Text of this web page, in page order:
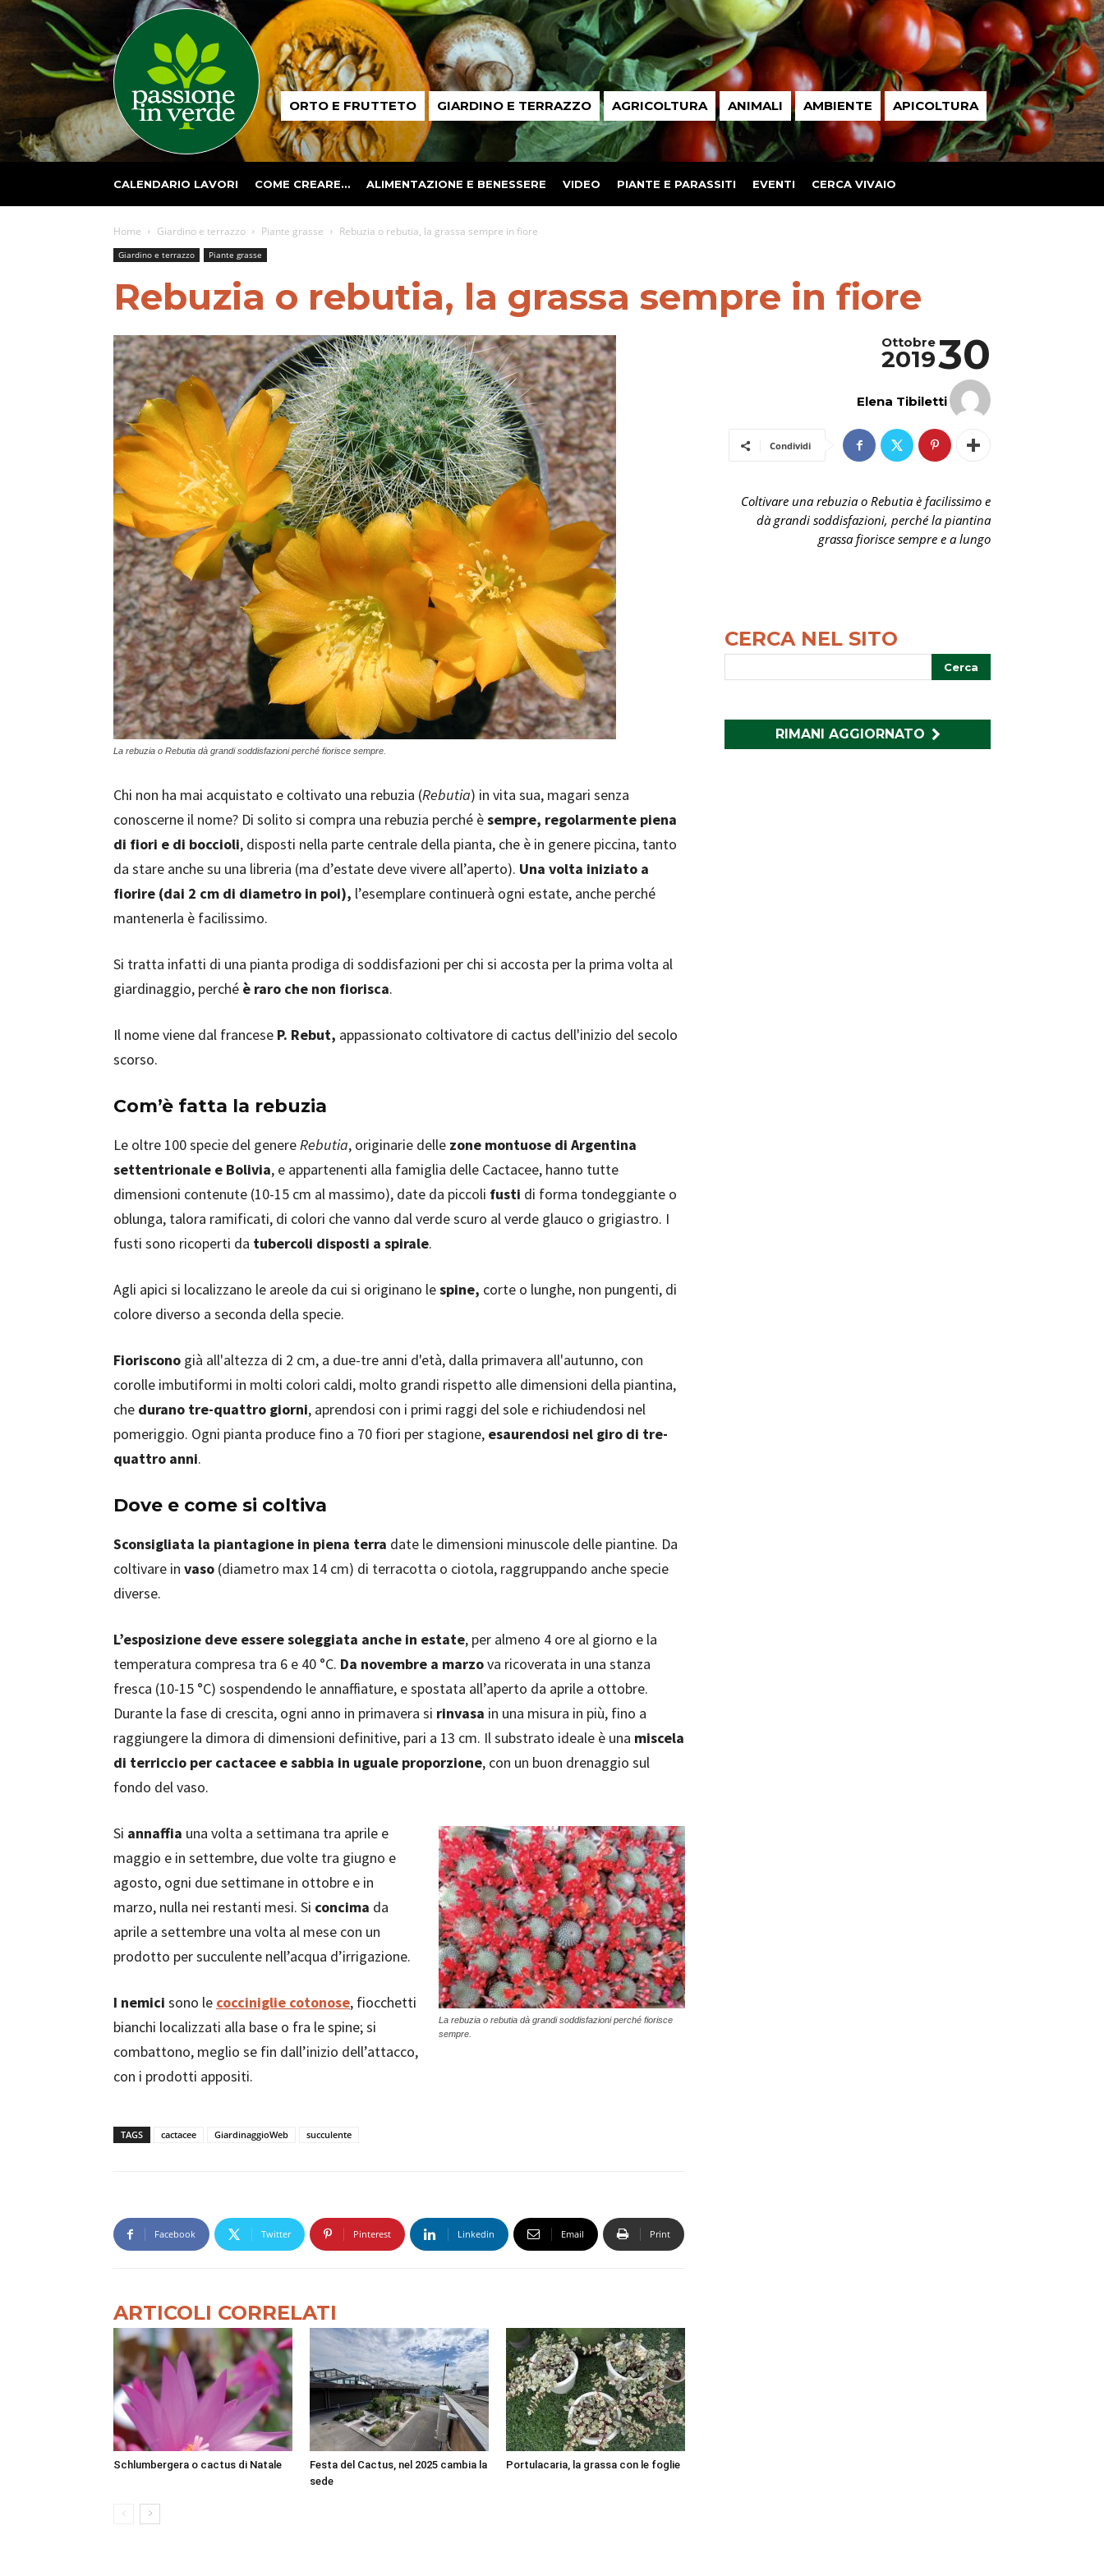
Passione
in ORTO E FRUTTETO GIARDINO E TERRAZZO AGRICOLTURA ANIMALI AMBIENTE APICOLTURA
CALENDARIO LAVORI COME CREARE… ALIMENTAZIONE E BENESSERE VIDEO PIANTE E PARASSITI EVENTI CERCA VIVAIO
Home Giardino e terrazzo Piante grasse Rebuzia o rebutia, la grassa sempre in fiore
Giardino e terrazzo Piante grasse
Rebuzia o rebutia, la grassa sempre in fiore
La rebuzia o Rebutia dà grandi soddisfazioni perché fiorisce sempre.
Chi non ha mai acquistato e coltivato una rebuzia (Rebutia) in vita sua, magari senza
conoscerne il nome? Di solito si compra una rebuzia perché èsempre, regolarmente piena
di fiori e di boccioli, disposti nella parte centrale della pianta, che è in genere piccina, tanto
da stare anche su una libreria (ma d’estate deve vivere all’aperto). Una volta iniziato a
fiorire (dai 2 cm di diametro in poi), l’esemplare continuerà ogni estate, anche perché
mantenerla è facilissimo.
Si tratta infatti di una pianta prodiga di soddisfazioni per chi si accosta per la prima volta al
giardinaggio, perché è raro che non fiorisca.
Il nome viene dal francese P. Rebut, appassionato coltivatore di cactus dell'inizio del secolo
scorso.
Com’è fatta la rebuzia
Le oltre 100 specie del genereRebutia, originarie delle zone montuose di Argentina
settentrionale e Bolivia, e appartenenti alla famiglia delle Cactacee, hanno tutte
dimensioni contenute (10-15 cm al massimo), date da piccoli fusti di forma tondeggiante o
oblunga, talora ramificati, di colori che vanno dal verde scuro al verde glauco o grigiastro. I
fusti sono ricoperti da tubercoli disposti a spirale.
Agli apici si localizzano le areole da cui si originano lespine, corte o lunghe, non pungenti, di
colore diverso a seconda della specie.
Fioriscono già all'altezza di 2 cm, a due-tre anni d'età, dalla primavera all'autunno, con
corolle imbutiformi in molti colori caldi, molto grandi rispetto alle dimensioni della piantina,
che durano tre-quattro giorni, aprendosi con i primi raggi del sole e richiudendosi nel
pomeriggio. Ogni pianta produce fino a 70 fiori per stagione, esaurendosi nel giro di tre-
quattro anni.
Dove e come si coltiva
Sconsigliata la piantagione in piena terra date le dimensioni minuscole delle piantine. Da
coltivare in vaso (diametro max 14 cm) di terracotta o ciotola, raggruppando anche specie
diverse.
L’esposizione deve essere soleggiata anche in estate, per almeno 4 ore al giorno e la
temperatura compresa tra 6 e 40 °C. Da novembre a marzova ricoverata in una stanza
fresca (10-15 °C) sospendendo le annaffiature, e spostata all’aperto da aprile a ottobre.
Durante la fase di crescita, ogni anno in primavera si rinvasa in una misura in più, fino a
raggiungere la dimora di dimensioni definitive, pari a 13 cm. Il substrato ideale è una miscela
di terriccio per cactacee e sabbia in uguale proporzione, con un buon drenaggio sul
fondo del vaso.
La rebuzia o rebutia dà grandi soddisfazioni perché fiorisce
sempre.
Si annaffia una volta a settimana tra aprile e
maggio e in settembre, due volte tra giugno e
agosto, ogni due settimane in ottobre e in
marzo, nulla nei restanti mesi. Si concima da
aprile a settembre una volta al mese con un
prodotto per succulente nell’acqua d’irrigazione.
I nemici sono le cocciniglie cotonose, fiocchetti
bianchi localizzati alla base o fra le spine; si
combattono, meglio se fin dall’inizio dell’attacco,
con i prodotti appositi.
TAGS cactacee GiardinaggioWeb succulente
Facebook Twitter Pinterest Linkedin Email Print
ARTICOLI CORRELATI
Schlumbergera o cactus di Natale
Festa del Cactus, nel 2025 cambia la
sede
Portulacaria, la grassa con le foglie
30
Ottobre
2019
Elena Tibiletti
Condividi
Coltivare una rebuzia o Rebutia è facilissimo e
dà grandi soddisfazioni, perché la piantina
grassa fiorisce sempre e a lungo
CERCA NEL SITO
RIMANI AGGIORNATO